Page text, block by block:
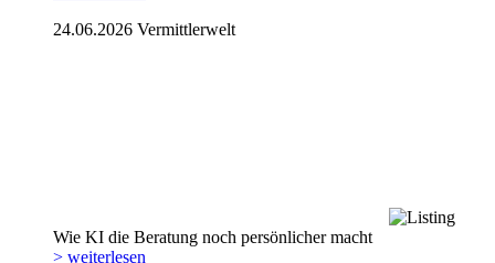
24.06.2026 Vermittlerwelt
Wie KI die Beratung noch persönlicher macht
> weiterlesen